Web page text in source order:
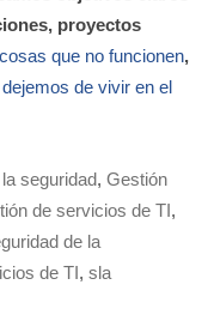
proyectos
cosas que no funcionen,
dejemos de vivir en el
seguridad, Gestión
de servicios de TI,
de la
de TI, sla